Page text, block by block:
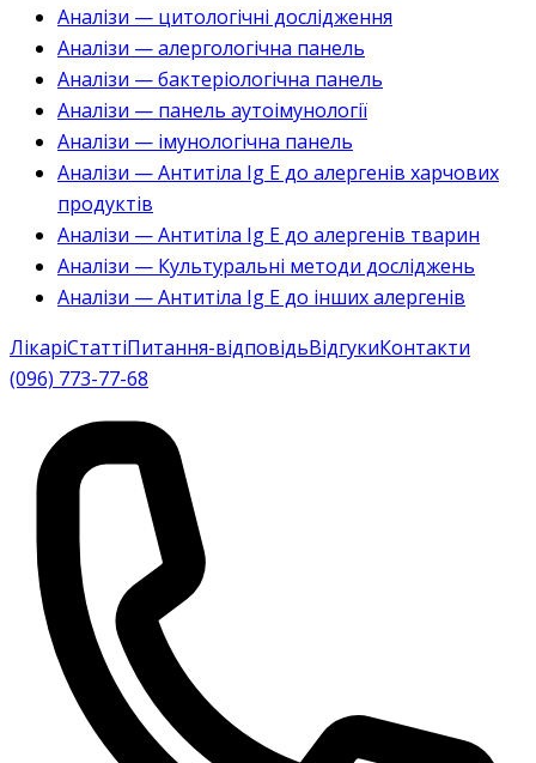
Аналізи — цитологічні дослідження
Аналізи — алергологічна панель
Аналізи — бактеріологічна панель
Аналізи — панель аутоімунології
Аналізи — імунологічна панель
Аналізи — Антитіла Ig E до алергенів харчових
продуктів
Аналізи — Антитіла Ig E до алергенів тварин
Аналізи — Культуральні методи досліджень
Аналізи — Антитіла Ig E до інших алергенів
ЛікаріСтаттіПитання-відповідьВідгукиКонтакти
(096) 773-77-68